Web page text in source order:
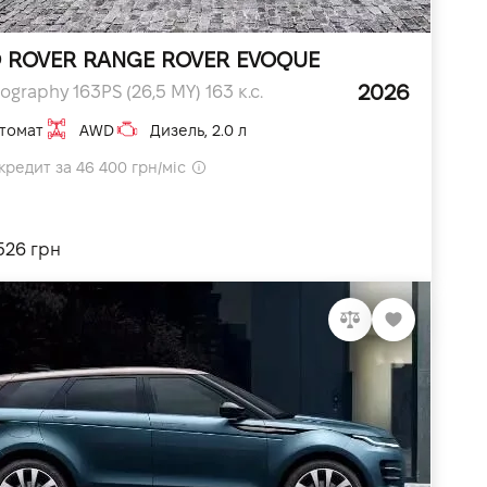
RANGE ROVER EVOQUE
163PS (26,5 MY) 163 к.с. 2026
AWD Дизель, 2.0 л
за 46 400 грн/міс
грн